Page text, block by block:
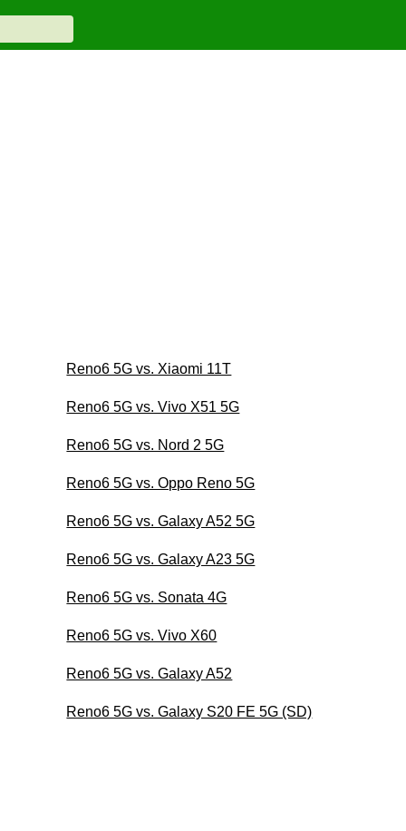
Reno6 5G vs. Xiaomi 11T
Reno6 5G vs. Vivo X51 5G
Reno6 5G vs. Nord 2 5G
Reno6 5G vs. Oppo Reno 5G
Reno6 5G vs. Galaxy A52 5G
Reno6 5G vs. Galaxy A23 5G
Reno6 5G vs. Sonata 4G
Reno6 5G vs. Vivo X60
Reno6 5G vs. Galaxy A52
Reno6 5G vs. Galaxy S20 FE 5G (SD)